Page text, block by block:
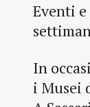
Eventi
In
i Musei